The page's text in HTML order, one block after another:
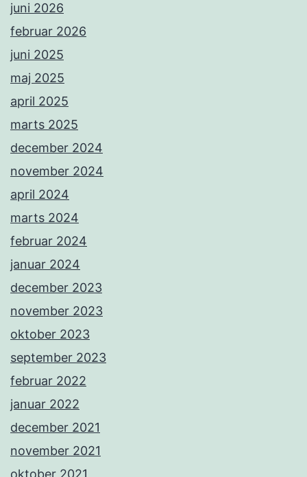
juni 2026
februar 2026
juni 2025
maj 2025
april 2025
marts 2025
december 2024
november 2024
april 2024
marts 2024
februar 2024
januar 2024
december 2023
november 2023
oktober 2023
september 2023
februar 2022
januar 2022
december 2021
november 2021
oktober 2021